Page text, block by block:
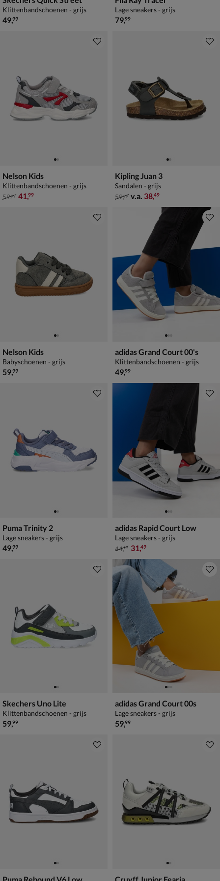
Klittenbandschoenen - grijs
€ 49,99
49,99
Lage sneakers - grijs
€ 79,99
79,99
Nelson Kids
Klittenbandschoenen - grijs
van € 59,99 voor € 41,99
59,99 41,99
Kipling Juan 3
Sandalen - grijs
van € 59,99 vanaf € 38,49
59,99 v.a. 38,49
Nelson Kids
Babyschoenen - grijs
€ 59,99
59,99
adidas Grand Court 00's
Klittenbandschoenen - grijs
€ 49,99
49,99
Puma Trinity 2
Lage sneakers - grijs
€ 49,99
49,99
adidas Rapid Court Low
Lage sneakers - grijs
van € 44,99 voor € 31,49
44,99 31,49
Skechers Uno Lite
Klittenbandschoenen - grijs
€ 59,99
59,99
adidas Grand Court 00s
Lage sneakers - grijs
€ 59,99
59,99